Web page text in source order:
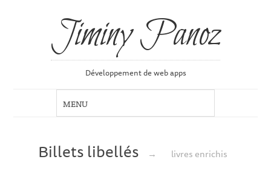
Jiminy Panoz
Développement de web apps
Billets libellés → livres enrichis